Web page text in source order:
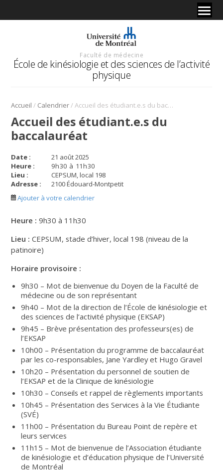
Faculté de médecine
École de kinésiologie et des sciences de l’activité
physique
Accueil / Calendrier/ Accueil des étudiant.e.s du baccalauréat
Accueil des étudiant.e.s du
baccalauréat
Date :
21 août 2025
Heure :
9h30 à 11h30
Lieu :
CEPSUM, local 198
Adresse :
2100 Édouard-Montpetit
Ajouter à votre calendrier
Heure : 9h30 à 11h30
Lieu : CEPSUM, stade d’hiver, local 198 (niveau de la
patinoire)
Horaire provisoire :
9h30 – Mot de bienvenue du Doyen de la Faculté de
médecine ou de son représentant
9h40 – Mot de la direction de l’École de kinésiologie et
des sciences de l’activité physique (EKSAP)
9h45 – Brève présentation des professeurs(es) de
l’EKSAP
10h00 – Présentation du programme de baccalauréat
par les co-responsables, Jane Yardley et Hugo Gravel
10h20 – Présentation du personnel de soutien de
l’EKSAP et de la Clinique de kinésiologie
10h30 – Conseils et rappel de règlements importants
10h45 – Présentation des Services à la Vie Étudiante
(SVÉ)
11h00 – Présentation du Bureau Point de repère et
leurs services
11h15 – Mot de bienvenue de l’Association étudiante
de kinésiologie et d’éducation physique de l’Université
de Montréal